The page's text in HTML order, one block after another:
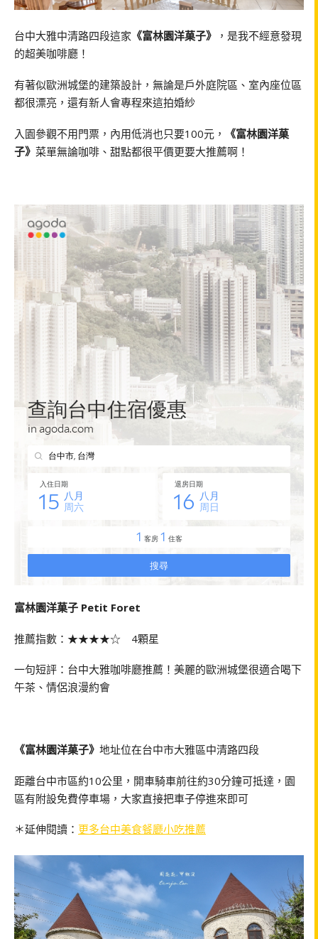
台中大雅中清路四段這家 《富林園洋菓子》
，是我不經意發現
的超美咖啡廳！
有著似歐洲城堡的建築設計，無論是戶外庭院區、室內座位區
都很漂亮，還有新人會專程來這拍婚紗
入園參觀不用門票，內用低消也只要100元，
《富林園洋菓
子》 菜單無論咖啡、甜點都很平價更要大推薦啊！
富林園洋菓子 Petit Foret
推薦指數：★★★★☆ 4顆星
一句短評：台中大雅咖啡廳推薦！美麗的歐洲城堡很適合喝下
午茶、情侶浪漫約會
《富林園洋菓子》 地址位在台中市大雅區中清路四段
距離台中市區約10公里，開車騎車前往約30分鐘可抵達，園
區有附設免費停車場，大家直接把車子停進來即可
＊延伸閱讀： 更多台中美食餐廳小吃推薦